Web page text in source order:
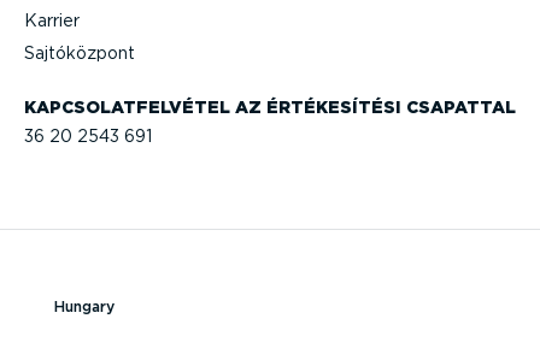
Karrier
Sajtó­központ
KAPCSO­LAT­FEL­VÉTEL AZ ÉRTÉKE­SÍTÉSI CSAPATTAL
36 20 2543 691
Hungary